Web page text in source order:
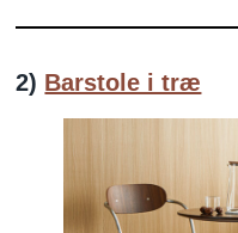
2) Barstole i træ